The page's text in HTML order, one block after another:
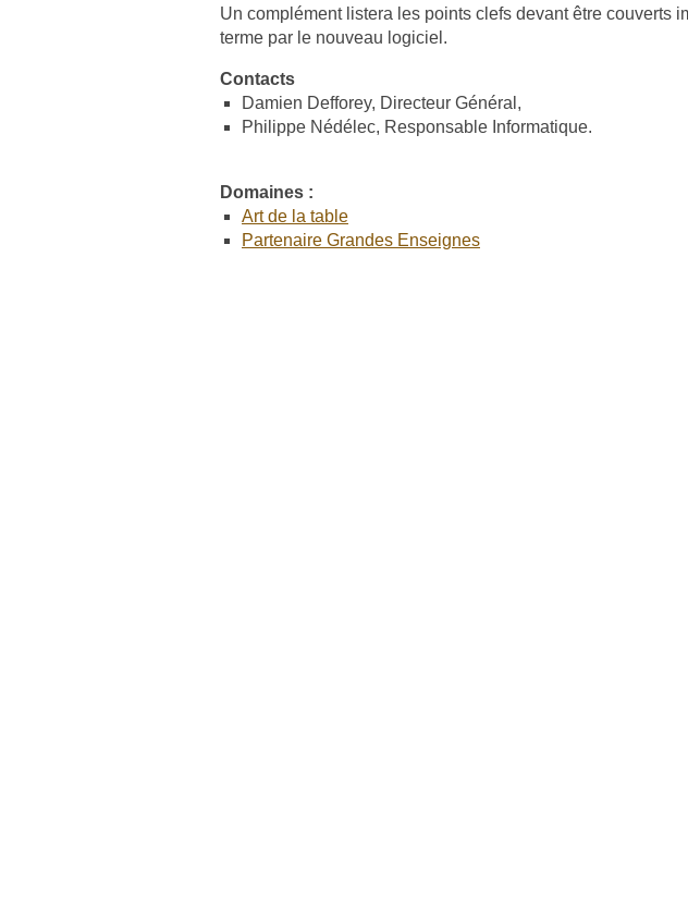
Un complément listera les points clefs devant être couverts
terme par le nouveau logiciel.
Contacts
Damien Defforey, Directeur Général,
Philippe Nédélec, Responsable Informatique.
Domaines :
Art de la table
Partenaire Grandes Enseignes